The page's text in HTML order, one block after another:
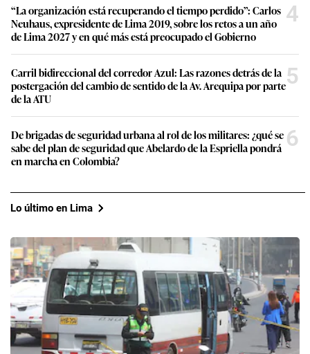
“La organización está recuperando el tiempo perdido”: Carlos
Neuhaus, expresidente de Lima 2019, sobre los retos a un año
de Lima 2027 y en qué más está preocupado el Gobierno
4
Carril bidireccional del corredor Azul: Las razones detrás de la
postergación del cambio de sentido de la Av. Arequipa por parte
de la ATU
5
De brigadas de seguridad urbana al rol de los militares: ¿qué se
sabe del plan de seguridad que Abelardo de la Espriella pondrá
en marcha en Colombia?
6
Lo último en Lima